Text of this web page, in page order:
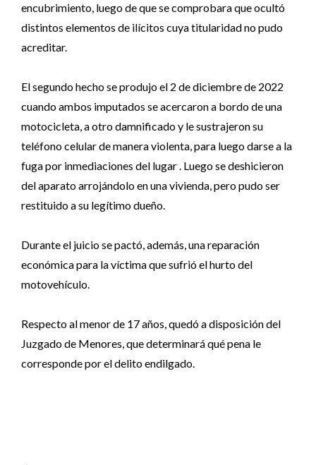
encubrimiento, luego de que se comprobara que ocultó
distintos elementos de ilícitos cuya titularidad no pudo
acreditar.
El segundo hecho se produjo el 2 de diciembre de 2022
cuando ambos imputados se acercaron a bordo de una
motocicleta, a otro damnificado y le sustrajeron su
teléfono celular de manera violenta, para luego darse a la
fuga por inmediaciones del lugar . Luego se deshicieron
del aparato arrojándolo en una vivienda, pero pudo ser
restituido a su legítimo dueño.
Durante el juicio se pactó, además, una reparación
económica para la víctima que sufrió el hurto del
motovehículo.
Respecto al menor de 17 años, quedó a disposición del
Juzgado de Menores, que determinará qué pena le
corresponde por el delito endilgado.